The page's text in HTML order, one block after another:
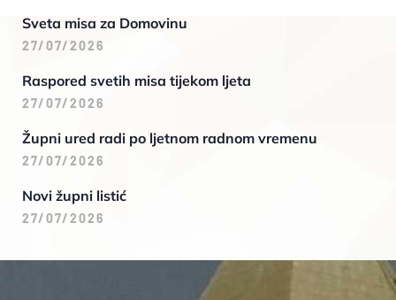
Sveta misa za Domovinu
27/07/2026
Raspored svetih misa tijekom ljeta
27/07/2026
Župni ured radi po ljetnom radnom vremenu
27/07/2026
Novi župni listić
27/07/2026